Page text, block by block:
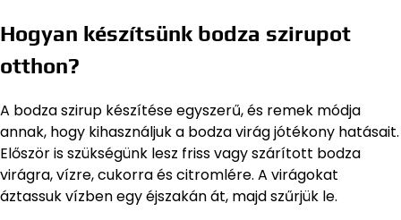
Hogyan készítsünk bodza szirupot
otthon?
A bodza szirup készítése egyszerű, és remek módja
annak, hogy kihasználjuk a bodza virág jótékony hatásait.
Először is szükségünk lesz friss vagy szárított bodza
virágra, vízre, cukorra és citromlére. A virágokat
áztassuk vízben egy éjszakán át, majd szűrjük le.